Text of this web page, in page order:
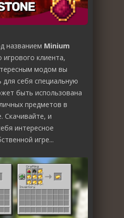
названием Minium
игрового клиента,
модом вы
себя специальную
быть использована
предметов в
Скачивайте, и
интересное
игре...